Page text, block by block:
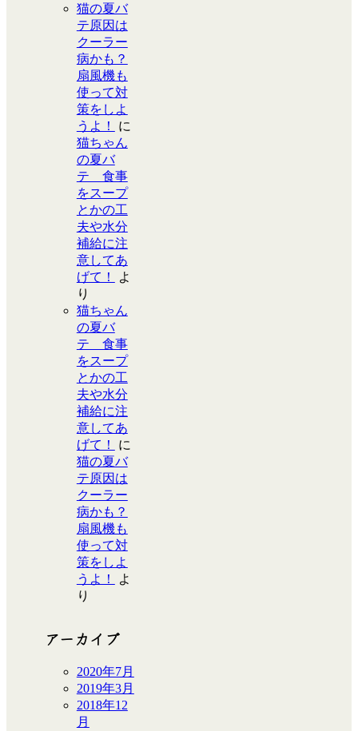
猫の夏バ
テ原因は
クーラー
病かも？
扇風機も
使って対
策をしよ
うよ！
に
猫ちゃん
の夏バ
テ 食事
をスープ
とかの工
夫や水分
補給に注
意してあ
げて！
よ
り
猫ちゃん
の夏バ
テ 食事
をスープ
とかの工
夫や水分
補給に注
意してあ
げて！
に
猫の夏バ
テ原因は
クーラー
病かも？
扇風機も
使って対
策をしよ
うよ！
よ
り
アーカイブ
2020年7月
2019年3月
2018年12
月